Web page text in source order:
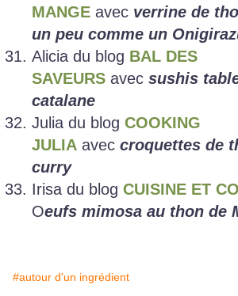
MANGE avec verrine de
un peu comme un
Alicia du blog BAL DES
SAVEURS avec sushis
catalane
Julia du blog COOKING
JULIA avec croquettes de
curry
Irisa du blog CUISINE ET
Oeufs mimosa au thon de
#autour d'un ingrédient